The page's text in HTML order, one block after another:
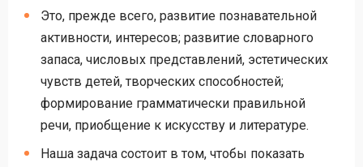
Это, прежде всего, развитие познавательной
активности, интересов; развитие словарного
запаса, числовых представлений, эстетических
чувств детей, творческих способностей;
формирование грамматически правильной
речи, приобщение к искусству и литературе.
Наша задача состоит в том, чтобы показать